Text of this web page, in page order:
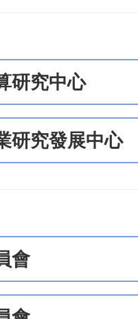
研究中心
研究發展中心
會